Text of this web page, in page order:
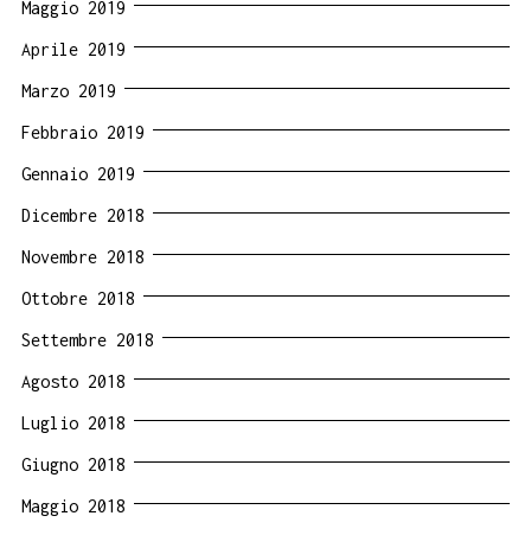
Maggio 2019
Aprile 2019
Marzo 2019
Febbraio 2019
Gennaio 2019
Dicembre 2018
Novembre 2018
Ottobre 2018
Settembre 2018
Agosto 2018
Luglio 2018
Giugno 2018
Maggio 2018